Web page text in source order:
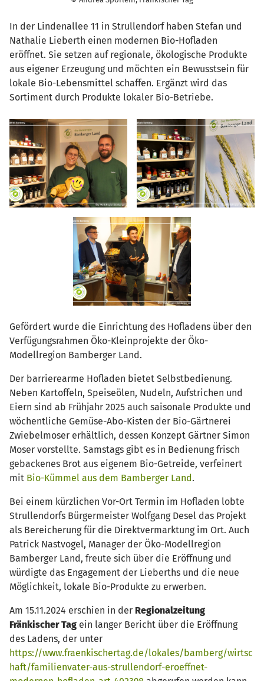
In der Lindenallee 11 in Strullendorf haben Stefan und
Nathalie Lieberth einen modernen Bio-Hofladen
eröffnet. Sie setzen auf regionale, ökologische Produkte
aus eigener Erzeugung und möchten ein Bewusstsein für
lokale Bio-Lebensmittel schaffen. Ergänzt wird das
Sortiment durch Produkte lokaler Bio-Betriebe.
Gefördert wurde die Einrichtung des Hofladens über den
Verfügungsrahmen Öko-Kleinprojekte der Öko-
Modellregion Bamberger Land.
Der barrierearme Hofladen bietet Selbstbedienung.
Neben Kartoffeln, Speiseölen, Nudeln, Aufstrichen und
Eiern sind ab Frühjahr 2025 auch saisonale Produkte und
wöchentliche Gemüse-Abo-Kisten der Bio-Gärtnerei
Zwiebelmoser erhältlich, dessen Konzept Gärtner Simon
Moser vorstellte. Samstags gibt es in Bedienung frisch
gebackenes Brot aus eigenem Bio-Getreide, verfeinert
mit Bio-Kümmel aus dem Bamberger Land.
Bei einem kürzlichen Vor-Ort Termin im Hofladen lobte
Strullendorfs Bürgermeister Wolfgang Desel das Projekt
als Bereicherung für die Direktvermarktung im Ort. Auch
Patrick Nastvogel, Manager der Öko-Modellregion
Bamberger Land, freute sich über die Eröffnung und
würdigte das Engagement der Lieberths und die neue
Möglichkeit, lokale Bio-Produkte zu erwerben.
Am 15.11.2024 erschien in der Regionalzeitung
Fränkischer Tag ein langer Bericht über die Eröffnung
des Ladens, der unter
https://www.fraenkischertag.de/lokales/bamberg/wirtsc
haft/familienvater-aus-strullendorf-eroeffnet-